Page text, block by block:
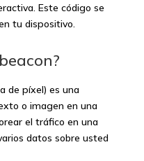
Este código se
tu dispositivo.
de píxel) es una
o imagen en una
el tráfico en una
datos sobre usted